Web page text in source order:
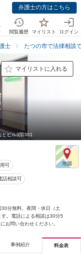
弁護士の方はこちら
閲覧履歴 マイリスト ログイン
士 たつの市で法律相談
マイリストに入れる
とビル3階301
可
話相談可
分無料。夜間・休日（土
。電話による相談は30分5
お問い合わせください。
事例紹介 料金表